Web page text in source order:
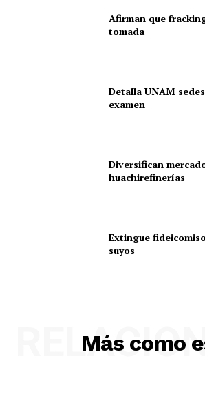
Afirman que
tomada
Detalla UNAM
examen
Diversifican
huachirefinerías
Extingue
suyos
Más como